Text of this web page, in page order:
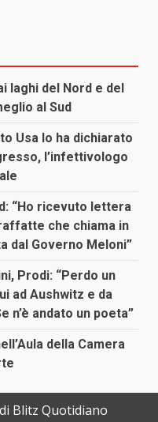
laghi del Nord e del
al Sud
Usa lo ha dichiarato
l’infettivologo
“Ho ricevuto lettera
che chiama in
dal Governo Meloni”
Prodi: “Perdo un
ad Aushwitz e da
n’è andato un poeta”
della Camera
Blitz Quotidiano